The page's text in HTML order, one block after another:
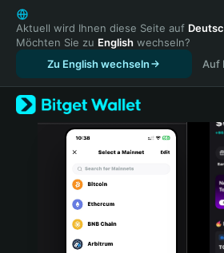
English
日本語
Tiếng Việt
Русский
Español (Latinoamérica)
Türkçe
Italiano
Português (Portugal)
Bahasa Indonesia
Aktuell wird Ihnen diese Seite auf
Möchten Sie zu English wechseln?
Zu English wechseln
Auf